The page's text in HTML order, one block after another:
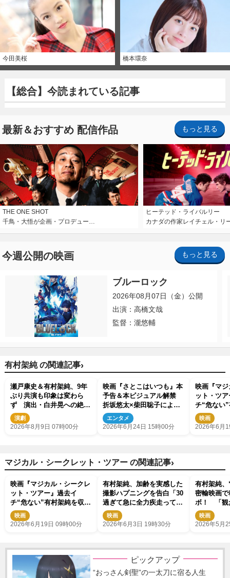
今田美桜 橋本環奈
【総合】今読まれている記事
最新＆おすすめ 配信作品 もっと見る
THE ONE SHOT
千鳥・大悟が企画・プロデュー…
ヒーテッド・ライバルリー
カナダの作家レイチェル・リ
今週公開の映画 もっと見る
ブルーロック
2026年08月07日（金）公開
出演：高橋文哉
監督：瀧悠輔
有村架純 の関連記事›
瀬戸康史＆有村架純、9年
ぶり共演も印象は変わら
ず 演出・白井晃への絶大
なる信頼を胸に舞台『キュ
ー』に挑む
演劇
2026年8月9日 07時00分
映画『さとこはいつも』本
予告＆本ビジュアル解禁
折坂悠太×柴田聡子による
主題歌も発表
エンタメ
2026年6月24日 15時00分
映画『マ
ット・ツ
チ“危ない
た場面カ
映画
2026年6月
マジカル・シークレット・ツアー の関連記事›
映画『マジカル・シークレ
ット・ツアー』過去イ
チ“危ない”有村架純を収め
た場面カット解禁
映画
2026年6月19日 09時00分
有村架純、加齢を実感した
撮影ハプニングを告白「30
過ぎて急に全力疾走って危
ない」
映画
2026年6月3日 19時30分
有村架純
密輸映画
ボ！ 「観
らえたら」
映画
2026年5月
ピックアップ
“おっさん剣聖”の一太刀に宿る人生